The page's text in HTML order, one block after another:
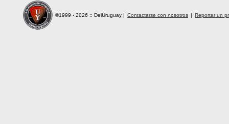
©1999 - 2026 :: DelUruguay | Contactarse con nosotros | Reportar un